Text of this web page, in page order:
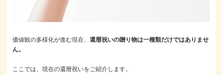
価値観の多様化が進む現在、還暦祝いの贈り物は一種類だけではありませ
ん。
ここでは、現在の還暦祝いをご紹介します。